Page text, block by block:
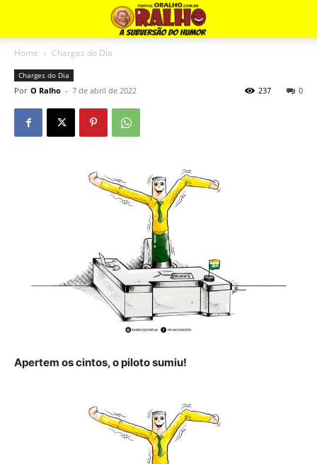
Home Charges do Dia
Charges do Dia
Por O Ralho - 7 de abril de 2022 0
237
Apertem os cintos, o piloto sumiu!